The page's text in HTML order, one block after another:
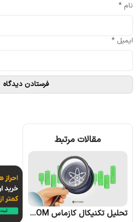
نام *
ایمیل *
مقالات مرتبط
تحلیل تکنیکال کازماس ATOM؛ تاریخ 29 شهریور 1403